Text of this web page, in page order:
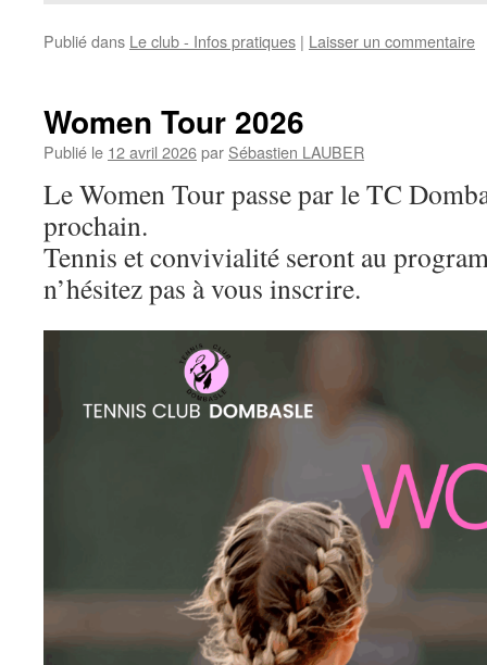
Publié dans Le club - Infos pratiques | Laisser un commentaire
Women Tour 2026
Publié le 12 avril 2026par Sébastien LAUBER
Le Women Tour passe par le TC
prochain.
Tennis et convivialité seront au
n’hésitez pas à vous inscrire.